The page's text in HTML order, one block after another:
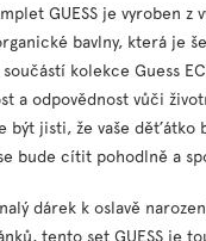
GUESS je vyroben z
bavlny, která je
kolekce Guess
a odpovědnost vůči
být jisti, že vaše děťátko
bude cítit pohodlně a
dárek k oslavě
tento set GUESS je